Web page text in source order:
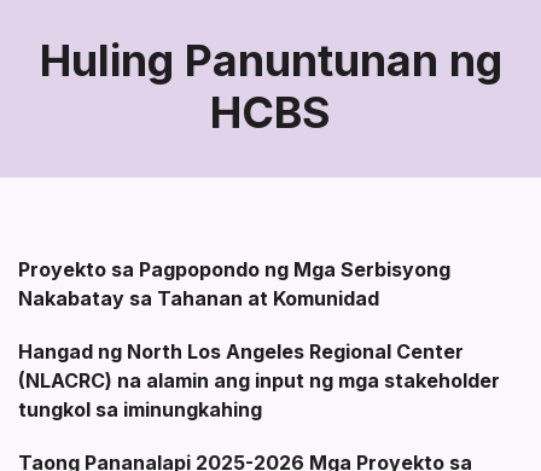
Huling Panuntunan ng
HCBS
Huling
HCBS
Proyekto sa Pagpopondo ng Mga Serbisyong
Nakabatay sa Tahanan at Komunidad
Hangad ng North Los Angeles Regional Center
(NLACRC) na alamin ang input ng mga stakeholder
tungkol sa iminungkahing
Taong Pananalapi 2025-2026 Mga Proyekto sa